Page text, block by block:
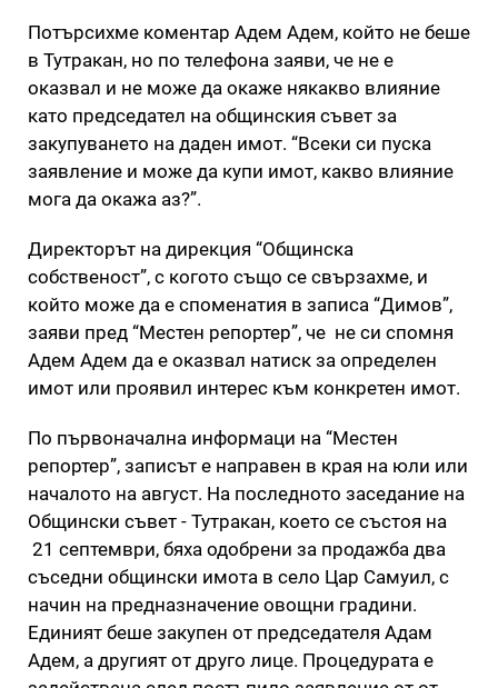
Потърсихме коментар Адем Адем, който не беше
в Тутракан, но по телефона заяви, че не е
оказвал и не може да окаже някакво влияние
като председател на общинския съвет за
закупуването на даден имот. “Всеки си пуска
заявление и може да купи имот, какво влияние
мога да окажа аз?”.
Директорът на дирекция “Общинска
собственост”, с когото също се свързахме, и
който може да е споменатия в записа “Димов”,
заяви пред “Местен репортер”, че не си спомня
Адем Адем да е оказвал натиск за определен
имот или проявил интерес към конкретен имот.
По първоначална информаци на “Местен
репортер”, записът е направен в края на юли или
началото на август. На последното заседание на
Общински съвет - Тутракан, което се състоя на
21 септември, бяха одобрени за продажба два
съседни общински имота в село Цар Самуил, с
начин на предназначение овощни градини.
Единият беше закупен от председателя Адам
Адем, а другият от друго лице. Процедурата е